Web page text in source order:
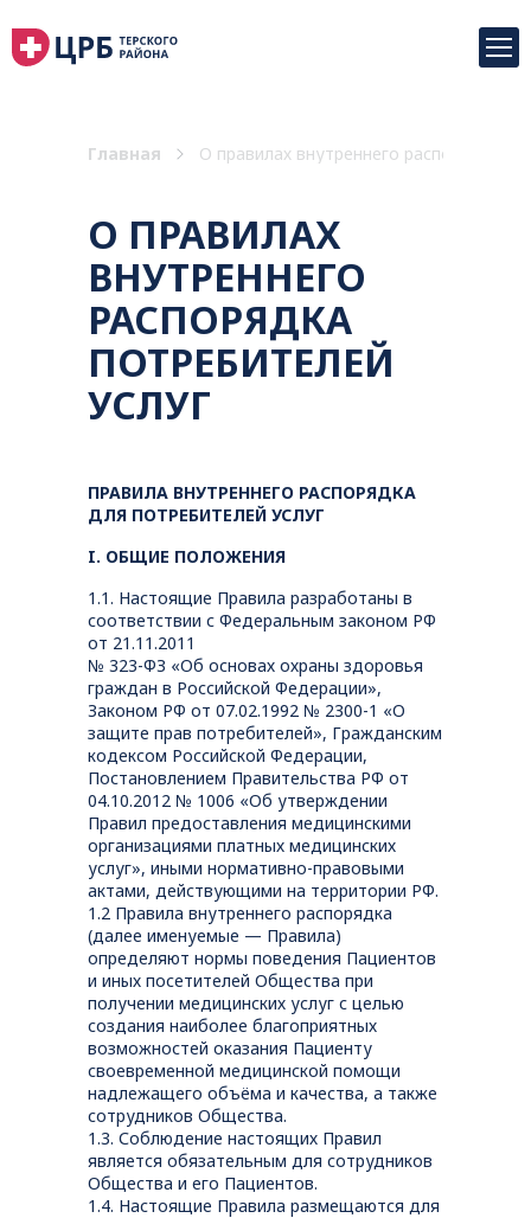
Главная О правилах внутреннего распорядка
О ПРАВИЛАХ
ВНУТРЕННЕГО
РАСПОРЯДКА
ПОТРЕБИТЕЛЕЙ
УСЛУГ
ПРАВИЛА ВНУТРЕННЕГО РАСПОРЯДКА
ДЛЯ ПОТРЕБИТЕЛЕЙ УСЛУГ
I. ОБЩИЕ ПОЛОЖЕНИЯ
1.1. Настоящие Правила разработаны в
соответствии с Федеральным законом РФ
от 21.11.2011
№ 323-ФЗ «Об основах охраны здоровья
граждан в Российской Федерации»,
Законом РФ от 07.02.1992 № 2300-1 «О
защите прав потребителей», Гражданским
кодексом Российской Федерации,
Постановлением Правительства РФ от
04.10.2012 № 1006 «Об утверждении
Правил предоставления медицинскими
организациями платных медицинских
услуг», иными нормативно-правовыми
актами, действующими на территории РФ.
1.2 Правила внутреннего распорядка
(далее именуемые — Правила)
определяют нормы поведения Пациентов
и иных посетителей Общества при
получении медицинских услуг с целью
создания наиболее благоприятных
возможностей оказания Пациенту
своевременной медицинской помощи
надлежащего объёма и качества, а также
сотрудников Общества.
1.3. Соблюдение настоящих Правил
является обязательным для сотрудников
Общества и его Пациентов.
1.4. Настоящие Правила размещаются для